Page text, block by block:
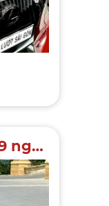
ES250 2023 siêu siêu lướt odo 9 ngàn km